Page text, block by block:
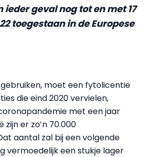
ieder geval nog tot en met 17
toegestaan in de Europese
moet een fytolicentie
die eind 2020 vervielen,
met een jaar
zijn er zo’n 70.000
aantal zal bij een volgende
vermoedelijk een stukje lager